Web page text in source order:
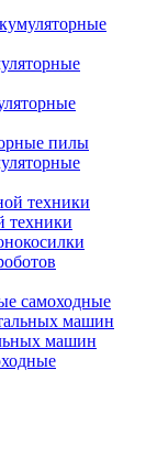
пилы
техники
самоходные
машин